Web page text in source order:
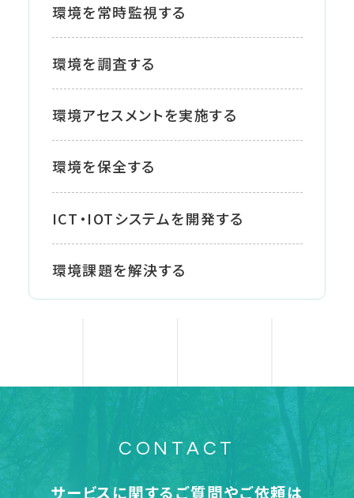
環境を常時監視する
環境を調査する
環境アセスメントを実施する
環境を保全する
ICT・IOTシステムを開発する
環境課題を解決する
CONTACT
サービスに関するご質問やご依頼は